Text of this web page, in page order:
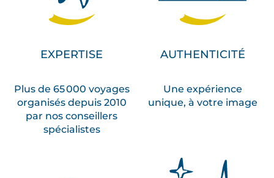
EXPERTISE
Plus de 65 000 voyages
organisés depuis 2010
par nos conseillers
spécialistes
AUTHENTICITÉ
Une expérience
unique, à votre image